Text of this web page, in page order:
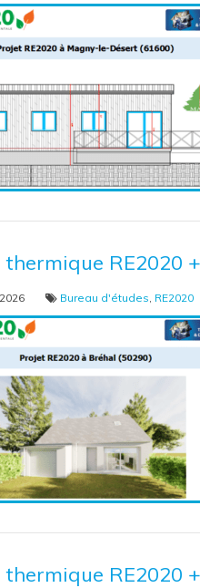
thermique RE2020
Bureau d'études RE2020
thermique RE2020